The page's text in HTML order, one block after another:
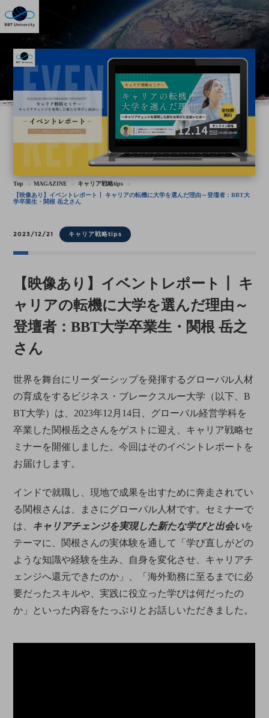
Top MAGAZINE
キャリア戦略tips
【映像あり】イベントレポート┃ キャリアの転機に大学を選んだ理由～登壇者：BBT大
学卒業生・関根 岳之さん
2023/12/21 キャリア戦略tips
【映像あり】イベントレポート┃ キ
ャリアの転機に大学を選んだ理由～
登壇者：BBT大学卒業生・関根 岳之
さん
世界を舞台にリーダーシップを発揮するグローバル人材
の育成をするビジネス・ブレークスルー大学（以下、B
BT大学）は、2023年12月14日、グローバル経営学科を
卒業した関根岳之さんをゲストに迎え、キャリア戦略セ
ミナーを開催しました。今回はそのイベントレポートを
お届けします。
インドで就職し、現地で成果を出すために奔走されてい
る関根さんは、まさにグローバル人材です。セミナーで
は、 キャリアチェンジを実現した新たな学びと出会いを
テーマに、関根さんの実体験を通して「学び直しがどの
ような知識や経験を生み、自身を変化させ、キャリアチ
ェンジへ還元できたのか」、「海外勤務に至るまでに必
要だったスキルや、実践に役立った学びは何だったの
か」といった内容をたっぷりとお話しいただきました。